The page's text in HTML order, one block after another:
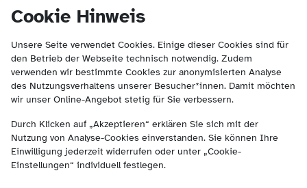
Cookie Hinweis
Unsere Seite verwendet Cookies. Einige dieser Cookies sind für
den Betrieb der Webseite technisch notwendig. Zudem
verwenden wir bestimmte Cookies zur anonymisierten Analyse
des Nutzungsverhaltens unserer Besucher*innen. Damit möchten
wir unser Online-Angebot stetig für Sie verbessern.
Durch Klicken auf „Akzeptieren“ erklären Sie sich mit der
Nutzung von Analyse-Cookies einverstanden. Sie können Ihre
Einwilligung jederzeit widerrufen oder unter „Cookie-
Einstellungen“ individuell festlegen.
springen
(Kontakt und Suche) springen.